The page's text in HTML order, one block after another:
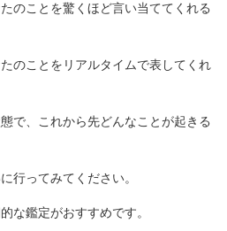
のことを驚くほど言い当ててくれる
のことをリアルタイムで表してくれ
で、これから先どんなことが起きる
行ってみてください。
な鑑定がおすすめです。